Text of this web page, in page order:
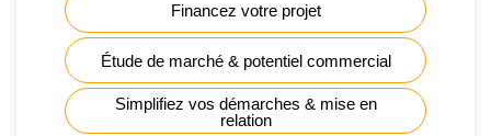
Financez votre projet
Étude de marché & potentiel commercial
Simplifiez vos démarches & mise en
relation